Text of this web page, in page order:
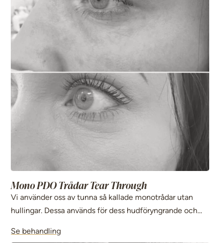
Mono PDO Trådar Tear Through
Vi använder oss av tunna så kallade monotrådar utan
hullingar. Dessa används för dess hudföryngrande och
ansikte och kropp.
Se behandling